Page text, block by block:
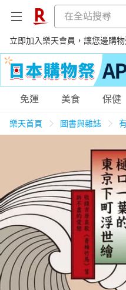
立即加入樂天會員，讓您邊購物
購物網分類
美食蛋糕
居家生活 3C家電
女裝 男裝
免運 美食 保健
樂天首頁 圖書與雜誌